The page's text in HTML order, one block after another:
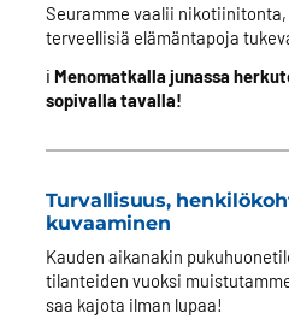
Seuramme vaalii
terveellisiä elämäntapoja
ℹ️ Menomatkalla junassa
sopivalla tavalla!
Turvallisuus,
kuvaaminen
Kauden aikanakin
tilanteiden vuoksi
saa kajota ilman lupaa!